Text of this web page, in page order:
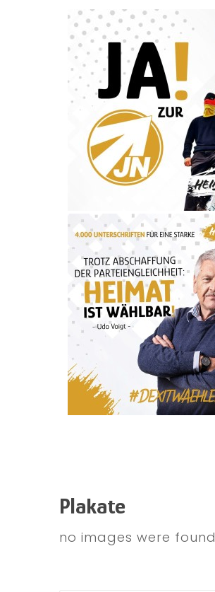
Plakate
no images were found